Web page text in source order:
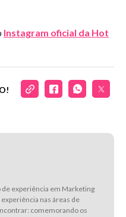
Instagram oficial da Hot
de experiência em Marketing
nas áreas de
comemorando os